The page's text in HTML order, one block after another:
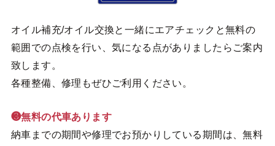
オイル補充/オイル交換と一緒にエアチェックと無料の
範囲での点検を行い、気になる点がありましたらご案内
致します。
各種整備、修理もぜひご利用ください。
❸無料の代車あります
納車までの期間や修理でお預かりしている期間は、無料